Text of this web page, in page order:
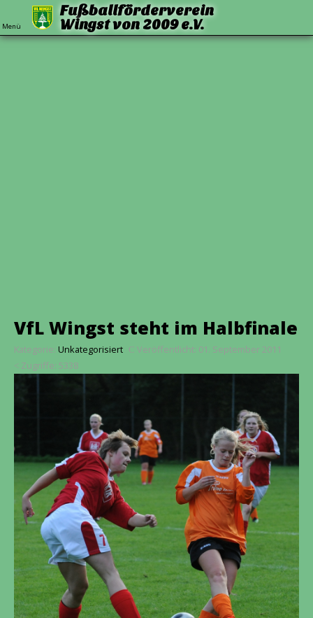
Menü
Fußballförderverein
Wingst von 2009 e.V.
VfL Wingst steht im Halbfinale
Kategorie: Unkategorisiert
Veröffentlicht: 01. September 2011
Zugriffe: 5338